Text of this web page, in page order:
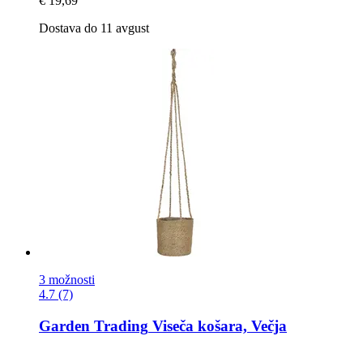
Dostava do 11 avgust
3 možnosti
4.7 (7)
Garden Trading Viseča košara, Večja